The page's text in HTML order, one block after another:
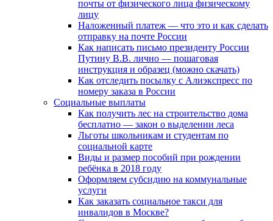
почты от физического лица физическому
лицу
Наложенный платеж — что это и как сделать
отправку на почте России
Как написать письмо президенту России
Путину В.В. лично — пошаговая
инструкция и образец (можно скачать)
Как отследить посылку с Алиэкспресс по
номеру заказа в России
Социальные выплаты
Как получить лес на строительство дома
бесплатно — закон о выделении леса
Льготы школьникам и студентам по
социальной карте
Виды и размер пособий при рождении
ребёнка в 2018 году
Оформляем субсидию на коммунальные
услуги
Как заказать социальное такси для
инвалидов в Москве?